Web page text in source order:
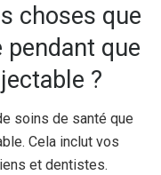
choses que
que
?
soins de santé que
Cela inclut vos
et dentistes.